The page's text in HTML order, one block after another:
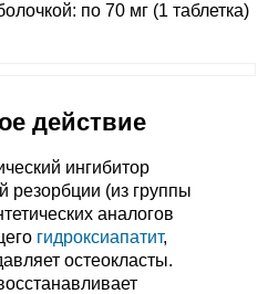
по 70 мг (1 таблетка)
действие
ингибитор
резорбции (из группы
аналогов
гидроксиапатит,
остеокласты.